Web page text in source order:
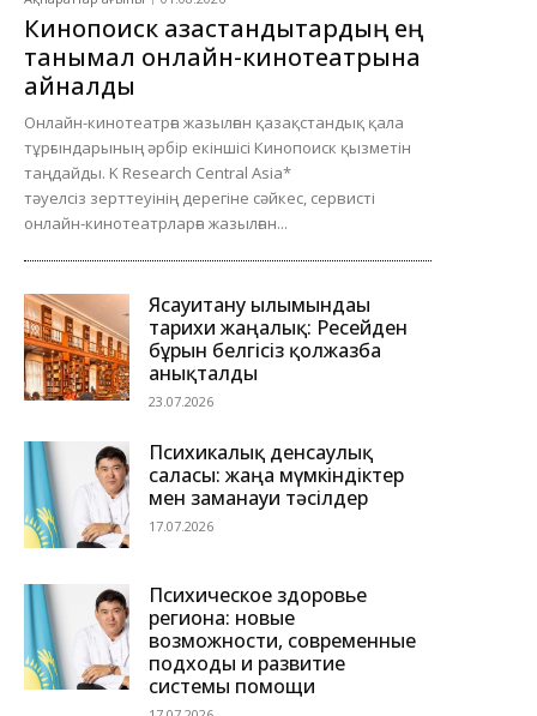
Кинопоиск қазақстандықтардың ең
танымал онлайн-кинотеатрына
айналды
Онлайн-кинотеатрға жазылған қазақстандық қала
тұрғындарының әрбір екіншісі Кинопоиск қызметін
таңдайды. K Research Central Asia*
тәуелсіз зерттеуінің дерегіне сәйкес, сервисті
онлайн-кинотеатрларға жазылған...
Ясауитану ғылымындағы
тарихи жаңалық: Ресейден
бұрын белгісіз қолжазба
анықталды
23.07.2026
Психикалық денсаулық
саласы: жаңа мүмкіндіктер
мен заманауи тәсілдер
17.07.2026
Психическое здоровье
региона: новые
возможности, современные
подходы и развитие
системы помощи